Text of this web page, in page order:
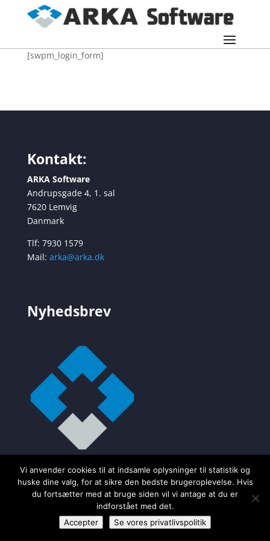
[swpm_login_form]
Kontakt:
ARKA Software
Andrupsgade 4, 1. sal
7620 Lemvig
Danmark
Tlf: 7930 1579
Mail: arka@arka.dk
Nyhedsbrev
Vi anvender cookies til at indsamle oplysninger til statistik og
huske dine valg, for at sikre den bedste brugeroplevelse. Hvis
du fortsætter med at bruge siden vil vi antage at du er
indforstået med det.
Accepter
Se vores privatlivspolitik